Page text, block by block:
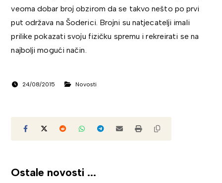
veoma dobar broj obzirom da se takvo nešto po prvi
put održava na Šoderici. Brojni su natjecatelji imali
prilike pokazati svoju fizičku spremu i rekreirati se na
najbolji mogući način.
24/08/2015 Novosti
Ostale novosti ...